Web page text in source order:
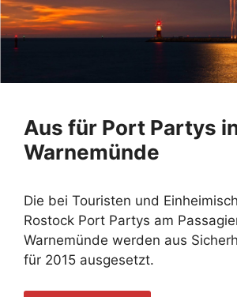
Aus für Port Partys
Warnemünde
Die bei Touristen und
Rostock Port Partys am
Warnemünde werden aus
für 2015 ausgesetzt.